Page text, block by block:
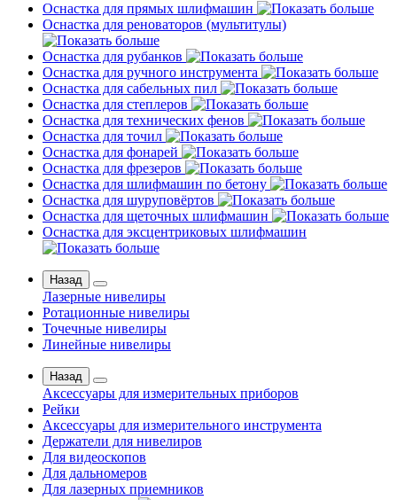
Оснастка для прямых шлифмашин
Оснастка для реноваторов (мультитулы)
Оснастка для рубанков
Оснастка для ручного инструмента
Оснастка для сабельных пил
Оснастка для степлеров
Оснастка для технических фенов
Оснастка для точил
Оснастка для фонарей
Оснастка для фрезеров
Оснастка для шлифмашин по бетону
Оснастка для шуруповёртов
Оснастка для щеточных шлифмашин
Оснастка для эксцентриковых шлифмашин
Назад
Лазерные нивелиры
Ротационные нивелиры
Точечные нивелиры
Линейные нивелиры
Назад
Аксессуары для измерительных приборов
Рейки
Аксессуары для измерительного инструмента
Держатели для нивелиров
Для видеоскопов
Для дальномеров
Для лазерных приемников